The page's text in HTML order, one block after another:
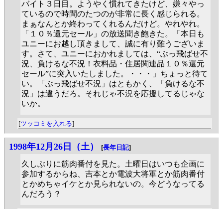
バイト３日目。ようやく慣れてきたけど、嫌々やっ
ているので時間のたつのが非常に長く感じられる。
まぁなんとか終わってくれるんだけど。やれやれ。
「１０％還元セール」の放送聞き飽きた。「本日も
ユニーにお越し頂きまして、誠に有り難うございま
す。さて、ユニーにおかれましては、“ぶっ飛ばせ不
況、負けるな不況！衣料品・住居関連品１０％還元
セール”に突入いたしました。・・・」ちょっと待て
い。「ぶっ飛ばせ不況」はともかく、「負けるな不
況」は違うだろ。それじゃ不況を応援してるじゃな
いか。
[ツッコミを入れる]
1998年12月26日（土） [長年日記]
久しぶりに筋肉番付を見た。土曜日はいつも企画に
参加するからね、吉本とか電波大将軍とか筋肉番付
とかめちゃイケとか見られないの。今どうなってる
んだろう？